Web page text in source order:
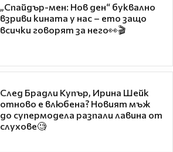
„Спайдър-мен: Нов ден“ буквално
взриви кината у нас – ето защо
всички говорят за него👀🎬
След Брадли Купър, Ирина Шейк
отново е влюбена? Новият мъж
до супермодела разпали лавина от
слухове🧐